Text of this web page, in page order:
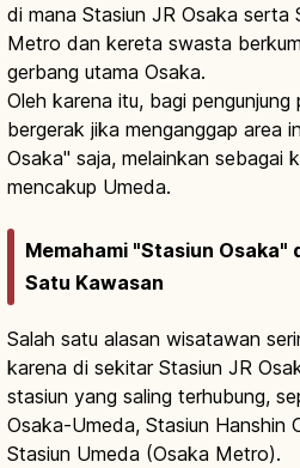
di mana Stasiun JR Osaka serta
Metro dan kereta swasta
gerbang utama Osaka.
Oleh karena itu, bagi
bergerak jika menganggap area
Osaka" saja, melainkan sebagai
mencakup Umeda.
Memahami "Stasiun Osaka"
Satu Kawasan
Salah satu alasan wisatawan
karena di sekitar Stasiun JR
stasiun yang saling terhubung,
Osaka-Umeda, Stasiun Hanshin
Stasiun Umeda (Osaka Metro).